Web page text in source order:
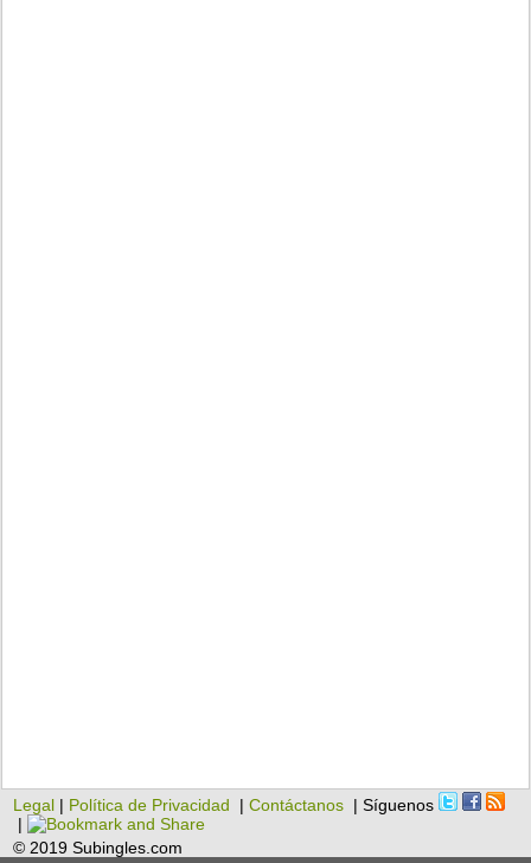
Legal | Política de Privacidad |Contáctanos | Síguenos
|
© 2019 Subingles.com